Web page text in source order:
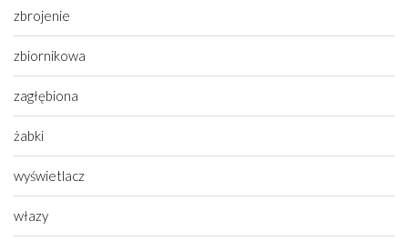
zbrojenie
zbiornikowa
zagłębiona
żabki
wyświetlacz
włazy